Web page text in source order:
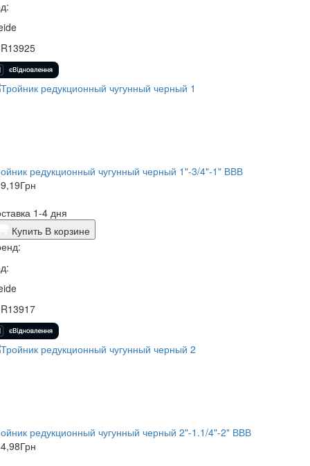
редукционный чугунный черный 1"-3/4"-1" ВВВ
Грн
1-4 дня
Купить В корзине
редукционный чугунный черный 2"-1.1/4"-2" ВВВ
Грн